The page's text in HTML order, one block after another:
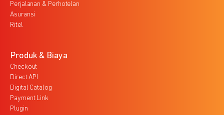
Perjalanan & Perhotelan
Asuransi
Ritel
Produk & Biaya
Checkout
Direct API
Digital Catalog
Payment Link
Plugin